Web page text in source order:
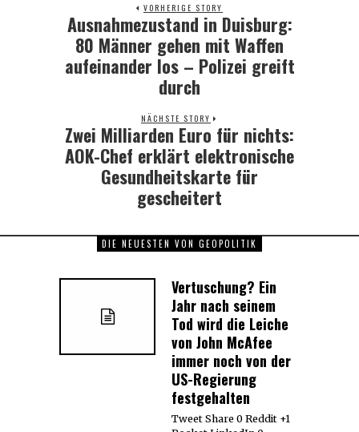
VORHERIGE STORY
Previous
Ausnahmezustand in Duisburg:
80 Männer gehen mit Waffen
aufeinander los – Polizei greift
durch
NÄCHSTE STORY
Next
post:
Zwei Milliarden Euro für nichts:
AOK-Chef erklärt elektronische
Gesundheitskarte für
gescheitert
DIE NEUESTEN VON GEOPOLITIK
Vertuschung? Ein
Jahr nach seinem
Tod wird die Leiche
von John McAfee
immer noch von der
US-Regierung
festgehalten
Tweet Share 0 Reddit +1